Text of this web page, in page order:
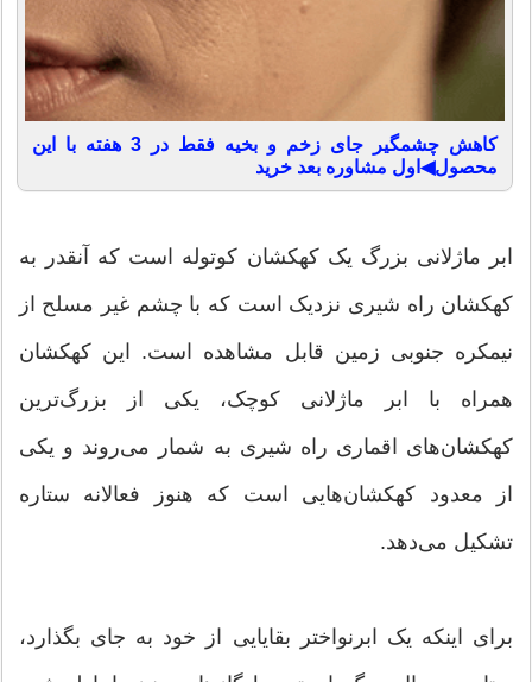
کاهش چشمگیر جای زخم و بخیه فقط در 3 هفته با این
محصول◀اول مشاوره بعد خرید
ابر ماژلانی بزرگ یک کهکشان کوتوله است که آنقدر به
کهکشان راه شیری نزدیک است که با چشم غیر مسلح از
نیمکره جنوبی زمین قابل مشاهده است. این کهکشان
همراه با ابر ماژلانی کوچک، یکی از بزرگ‌ترین
کهکشان‌های اقماری راه شیری به شمار می‌روند و یکی
از معدود کهکشان‌هایی است که هنوز فعالانه ستاره
تشکیل می‌دهد.
برای اینکه یک ابرنواختر بقایایی از خود به جای بگذارد،